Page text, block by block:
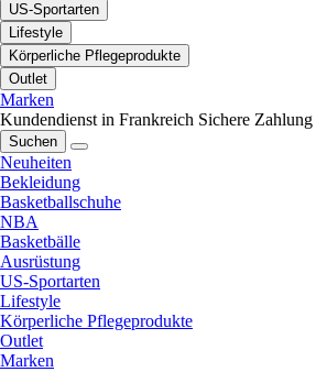
US-Sportarten
Lifestyle
Körperliche Pflegeprodukte
Outlet
Marken
Kundendienst in Frankreich Sichere Zahlung
Suchen
Neuheiten
Bekleidung
Basketballschuhe
NBA
Basketbälle
Ausrüstung
US-Sportarten
Lifestyle
Körperliche Pflegeprodukte
Outlet
Marken